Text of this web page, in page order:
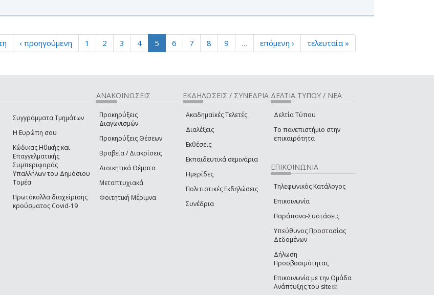
‹ προηγούμενη 1 2 3 4 5 6 7 8 9 … επόμενη › τελευταία »
Συγγράμματα Τμημάτων
Η Ευρώπη σου
Κώδικας Ηθικής και
Επαγγελματικής
Συμπεριφοράς
Υπαλλήλων του Δημόσιου
Τομέα
Πρωτόκολλα διαχείρισης
κρούσματος Covid-19
ΑΝΑΚΟΙΝΩΣΕΙΣ
Προκηρύξεις
Διαγωνισμών
Προκηρύξεις Θέσεων
Βραβεία / Διακρίσεις
Διοικητικά Θέματα
Μεταπτυχιακά
Φοιτητική Μέριμνα
ΕΚΔΗΛΩΣΕΙΣ / ΣΥΝΕΔΡΙΑ
Ακαδημαϊκές Τελετές
Διαλέξεις
Εκθέσεις
Εκπαιδευτικά σεμινάρια
Ημερίδες
Πολιτιστικές Εκδηλώσεις
Συνέδρια
ΔΕΛΤΙΑ ΤΥΠΟΥ / ΝΕΑ
Δελτία Τύπου
Το πανεπιστήμιο στην
επικαιρότητα
ΕΠΙΚΟΙΝΩΝΙΑ
Τηλεφωνικός Κατάλογος
Επικοινωνία
Παράπονα-Συστάσεις
Υπεύθυνος Προστασίας
Δεδομένων
Δήλωση
Προσβασιμότητας
Επικοινωνία με την Ομάδα
Ανάπτυξης του site(link sends e-mail)